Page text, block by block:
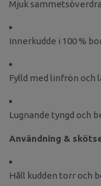
Mjuk
Innerkudde i 100 %
Fylld med linfrön och
Lugnande tyngd och
Användning &
Håll kudden torr och